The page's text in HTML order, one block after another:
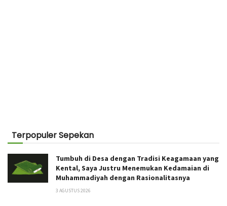
Terpopuler Sepekan
Tumbuh di Desa dengan Tradisi Keagamaan yang
Kental, Saya Justru Menemukan Kedamaian di
Muhammadiyah dengan Rasionalitasnya
3 AGUSTUS 2026